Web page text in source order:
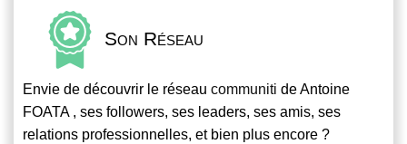
Son Réseau
Envie de découvrir le réseau communiti de Antoine
FOATA , ses followers, ses leaders, ses amis, ses
relations professionnelles, et bien plus encore ?